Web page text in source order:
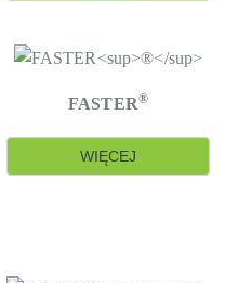
FASTER®
WIĘCEJ